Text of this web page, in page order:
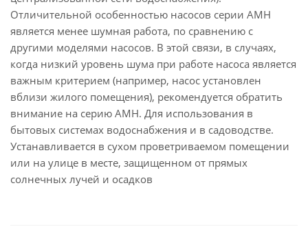
Отличительной особенностью насосов серии АМН
является менее шумная работа, по сравнению с
другими моделями насосов. В этой связи, в случаях,
когда низкий уровень шума при работе насоса является
важным критерием (например, насос установлен
вблизи жилого помещения), рекомендуется обратить
внимание на серию AMH. Для использования в
бытовых системах водоснабжения и в садоводстве.
Устанавливается в сухом проветриваемом помещении
или на улице в месте, защищенном от прямых
солнечных лучей и осадков